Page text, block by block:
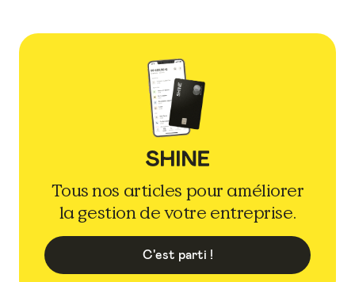
Tous nos articles pour améliorer
la gestion de votre entreprise.
C'est parti !